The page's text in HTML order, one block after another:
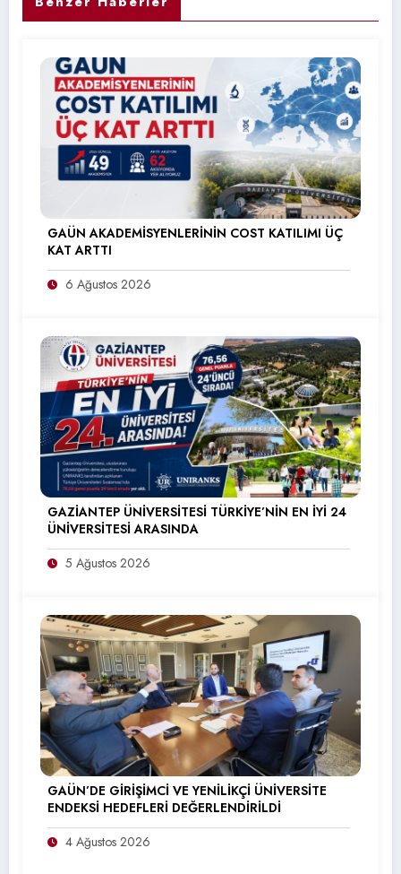
GAÜN AKADEMİSYENLERİNİN COST KATILIMI ÜÇ
KAT ARTTI
6 Ağustos 2026
GAZİANTEP ÜNİVERSİTESİ TÜRKİYE’NİN EN İYİ 24
ÜNİVERSİTESİ ARASINDA
5 Ağustos 2026
GAÜN’DE GİRİŞİMCİ VE YENİLİKÇİ ÜNİVERSİTE
ENDEKSİ HEDEFLERİ DEĞERLENDİRİLDİ
4 Ağustos 2026